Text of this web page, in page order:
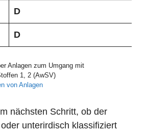
D
D
Anlagen zum Umgang mit
1, 2 (AwSV)
von Anlagen
nächsten Schritt, ob der
unterirdisch klassifiziert